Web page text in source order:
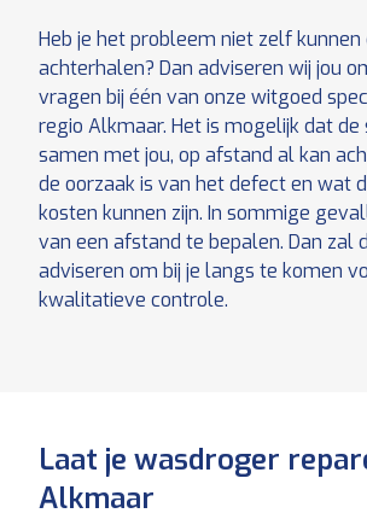
Heb je het probleem niet zelf
achterhalen? Dan adviseren wij jou
vragen bij één van onze witgoed
regio Alkmaar. Het is mogelijk dat de
samen met jou, op afstand al kan
de oorzaak is van het defect en wat
kosten kunnen zijn. In sommige
van een afstand te bepalen. Dan zal
adviseren om bij je langs te komen
kwalitatieve controle.
Laat je wasdroger
Alkmaar